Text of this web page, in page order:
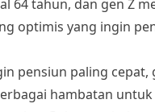
64 tahun, dan gen Z
optimis yang ingin
pensiun paling cepat,
hambatan